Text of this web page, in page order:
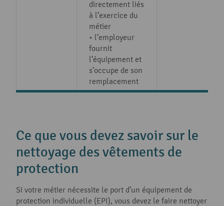
directement liés
à l’exercice du
métier
• l’employeur
fournit
l’équipement et
s’occupe de son
remplacement
Ce que vous devez savoir sur le
nettoyage des vêtements de
protection
Si votre métier nécessite le port d’un équipement de
protection individuelle (EPI), vous devez le faire nettoyer